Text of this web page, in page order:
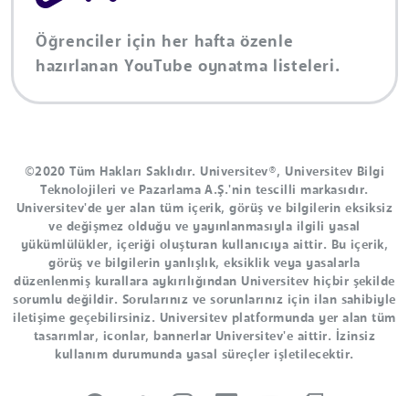
Öğrenciler için her hafta özenle
hazırlanan YouTube oynatma listeleri.
©2020 Tüm Hakları Saklıdır. Universitev®, Universitev Bilgi
Teknolojileri ve Pazarlama A.Ş.'nin tescilli markasıdır.
Universitev'de yer alan tüm içerik, görüş ve bilgilerin eksiksiz
ve değişmez olduğu ve yayınlanmasıyla ilgili yasal
yükümlülükler, içeriği oluşturan kullanıcıya aittir. Bu içerik,
görüş ve bilgilerin yanlışlık, eksiklik veya yasalarla
düzenlenmiş kurallara aykırılığından Universitev hiçbir şekilde
sorumlu değildir. Sorularınız ve sorunlarınız için ilan sahibiyle
iletişime geçebilirsiniz. Universitev platformunda yer alan tüm
tasarımlar, iconlar, bannerlar Universitev'e aittir. İzinsiz
kullanım durumunda yasal süreçler işletilecektir.